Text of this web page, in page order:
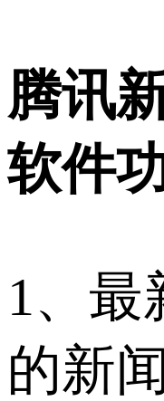
腾讯
软件
1、最
的新